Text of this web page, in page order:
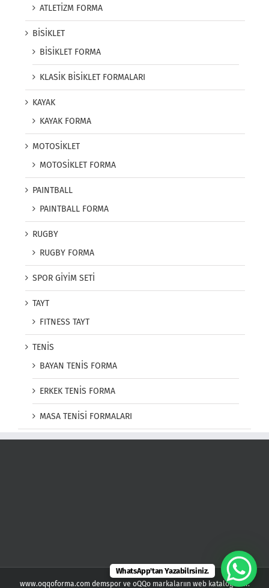
ATLETİZM FORMA
BİSİKLET
BİSİKLET FORMA
KLASİK BİSİKLET FORMALARI
KAYAK
KAYAK FORMA
MOTOSİKLET
MOTOSİKLET FORMA
PAINTBALL
PAINTBALL FORMA
RUGBY
RUGBY FORMA
SPOR GİYİM SETİ
TAYT
FITNESS TAYT
TENİS
BAYAN TENİS FORMA
ERKEK TENİS FORMA
MASA TENİSİ FORMALARI
www.oqqoforma.com demspor ve oQQo markalarıın web kataloğudur.
WhatsApp'tan Yazabilrsiniz.